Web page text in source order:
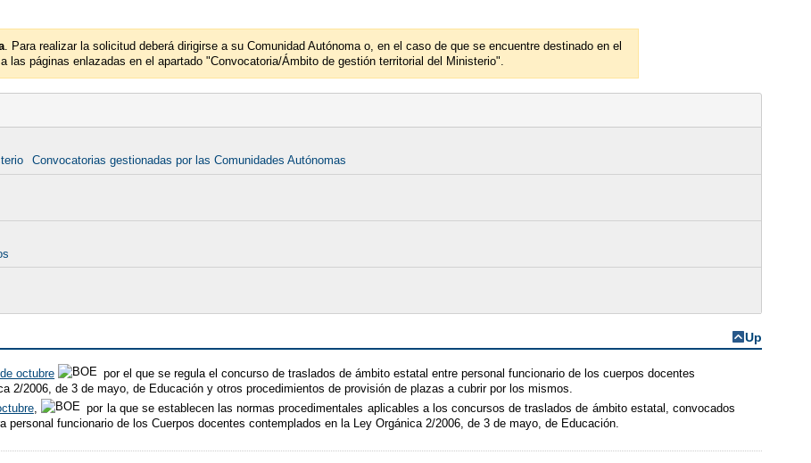
. Para realizar la solicitud deberá dirigirse a su Comunidad Autónoma o, en el caso de que se encuentre destinado en el
las páginas enlazadas en el apartado "Convocatoria/Ámbito de gestión territorial del Ministerio".
Convocatorias gestionadas por las Comunidades Autónomas
Up
octubre
por el que se regula el concurso de traslados de ámbito estatal entre personal funcionario de los cuerpos docentes
2/2006, de 3 de mayo, de Educación y otros procedimientos de provisión de plazas a cubrir por los mismos.
,
por la que se establecen las normas procedimentales aplicables a los concursos de traslados de ámbito estatal, convocados
personal funcionario de los Cuerpos docentes contemplados en la Ley Orgánica 2/2006, de 3 de mayo, de Educación.